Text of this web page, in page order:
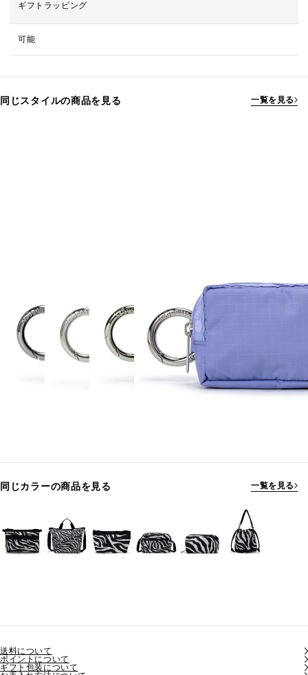
ギフトラッピング
可能
同じスタイルの商品を見る 一覧を見る
同じカラーの商品を見る 一覧を見る
送料について
ポイントについて
ギフト包装について